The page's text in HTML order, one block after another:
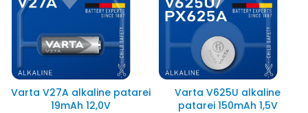
Varta V27A alkaline patarei
19mAh 12,0V
Varta V625U alkaline
patarei 150mAh 1,5V